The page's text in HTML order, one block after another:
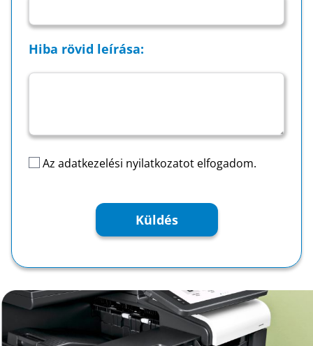
Hiba rövid leírása:
Az adatkezelési nyilatkozatot elfogadom.
Küldés